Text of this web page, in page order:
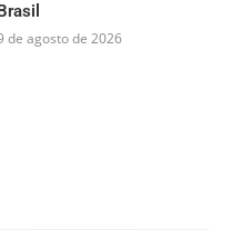
de agosto de 2026